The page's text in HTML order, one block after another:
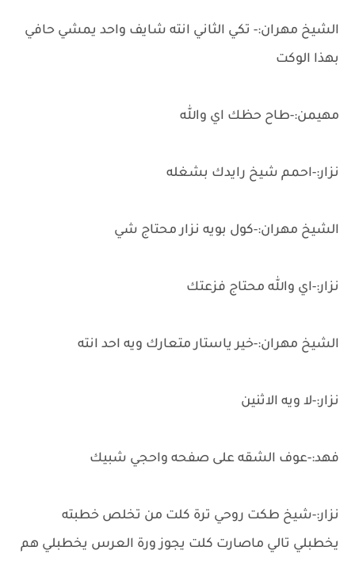
الشيخ مهران:- تكي الثاني انته شايف واحد يمشي حافي
بهذا الوكت
مهيمن:-طاح حظك اي والله
نزار:-احمم شيخ رايدك بشغله
الشيخ مهران:-كول بويه نزار محتاج شي
نزار:-اي والله محتاج فزعتك
الشيخ مهران:-خير ياستار متعارك ويه احد انته
نزار:-لا ويه الاثنين
فهد:-عوف الشقه على صفحه واحجي شبيك
نزار:-شيخ طكت روحي ترة كلت من تخلص خطبته
يخطبلي تالي ماصارت كلت يجوز ورة العرس يخطبلي هم